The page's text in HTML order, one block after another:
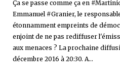
Ça se passe comme ça en
Emmanuel #Granier, le
étonnamment empreints de
enjoint de ne pas rediffuser
aux menaces ? La prochaine
décembre 2016 à 20:30. A...